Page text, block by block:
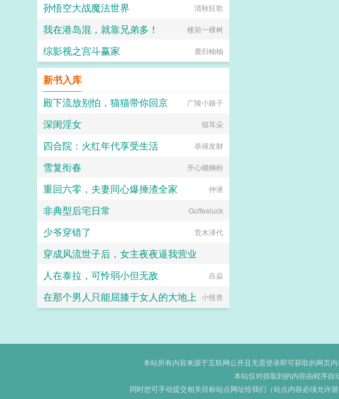
孙悟空大战魔法世界 清秋狂歌
我在港岛混，就靠兄弟多！ 楼前一棵树
综影视之宫斗赢家 鹿归柚柚
新书入库
殿下流放别怕，猫猫带你回京
广陵小娘子
深闺淫女 猫耳朵
四合院：火红年代享受生活 恭禧发财
雪复衔春 开心螺蛳粉
重回六零，夫妻同心爆捶渣全家 仲潜
非典型后宅日常 Goffeeluck
少爷穿错了 荒木泽代
穿成风流世子后，女主夜夜逼我营业
键盘练习生
人在泰拉，可怜弱小但无敌 垚焱
在那个男人只能屈膝于女人的大地上 小怪兽
本站所有内容来源于互联网公开且无需登录即可获取的网页
本站仅对抓取到的内容由程序自
同时您可手动提交相关目标站点网址给我们（站点内容必须允许